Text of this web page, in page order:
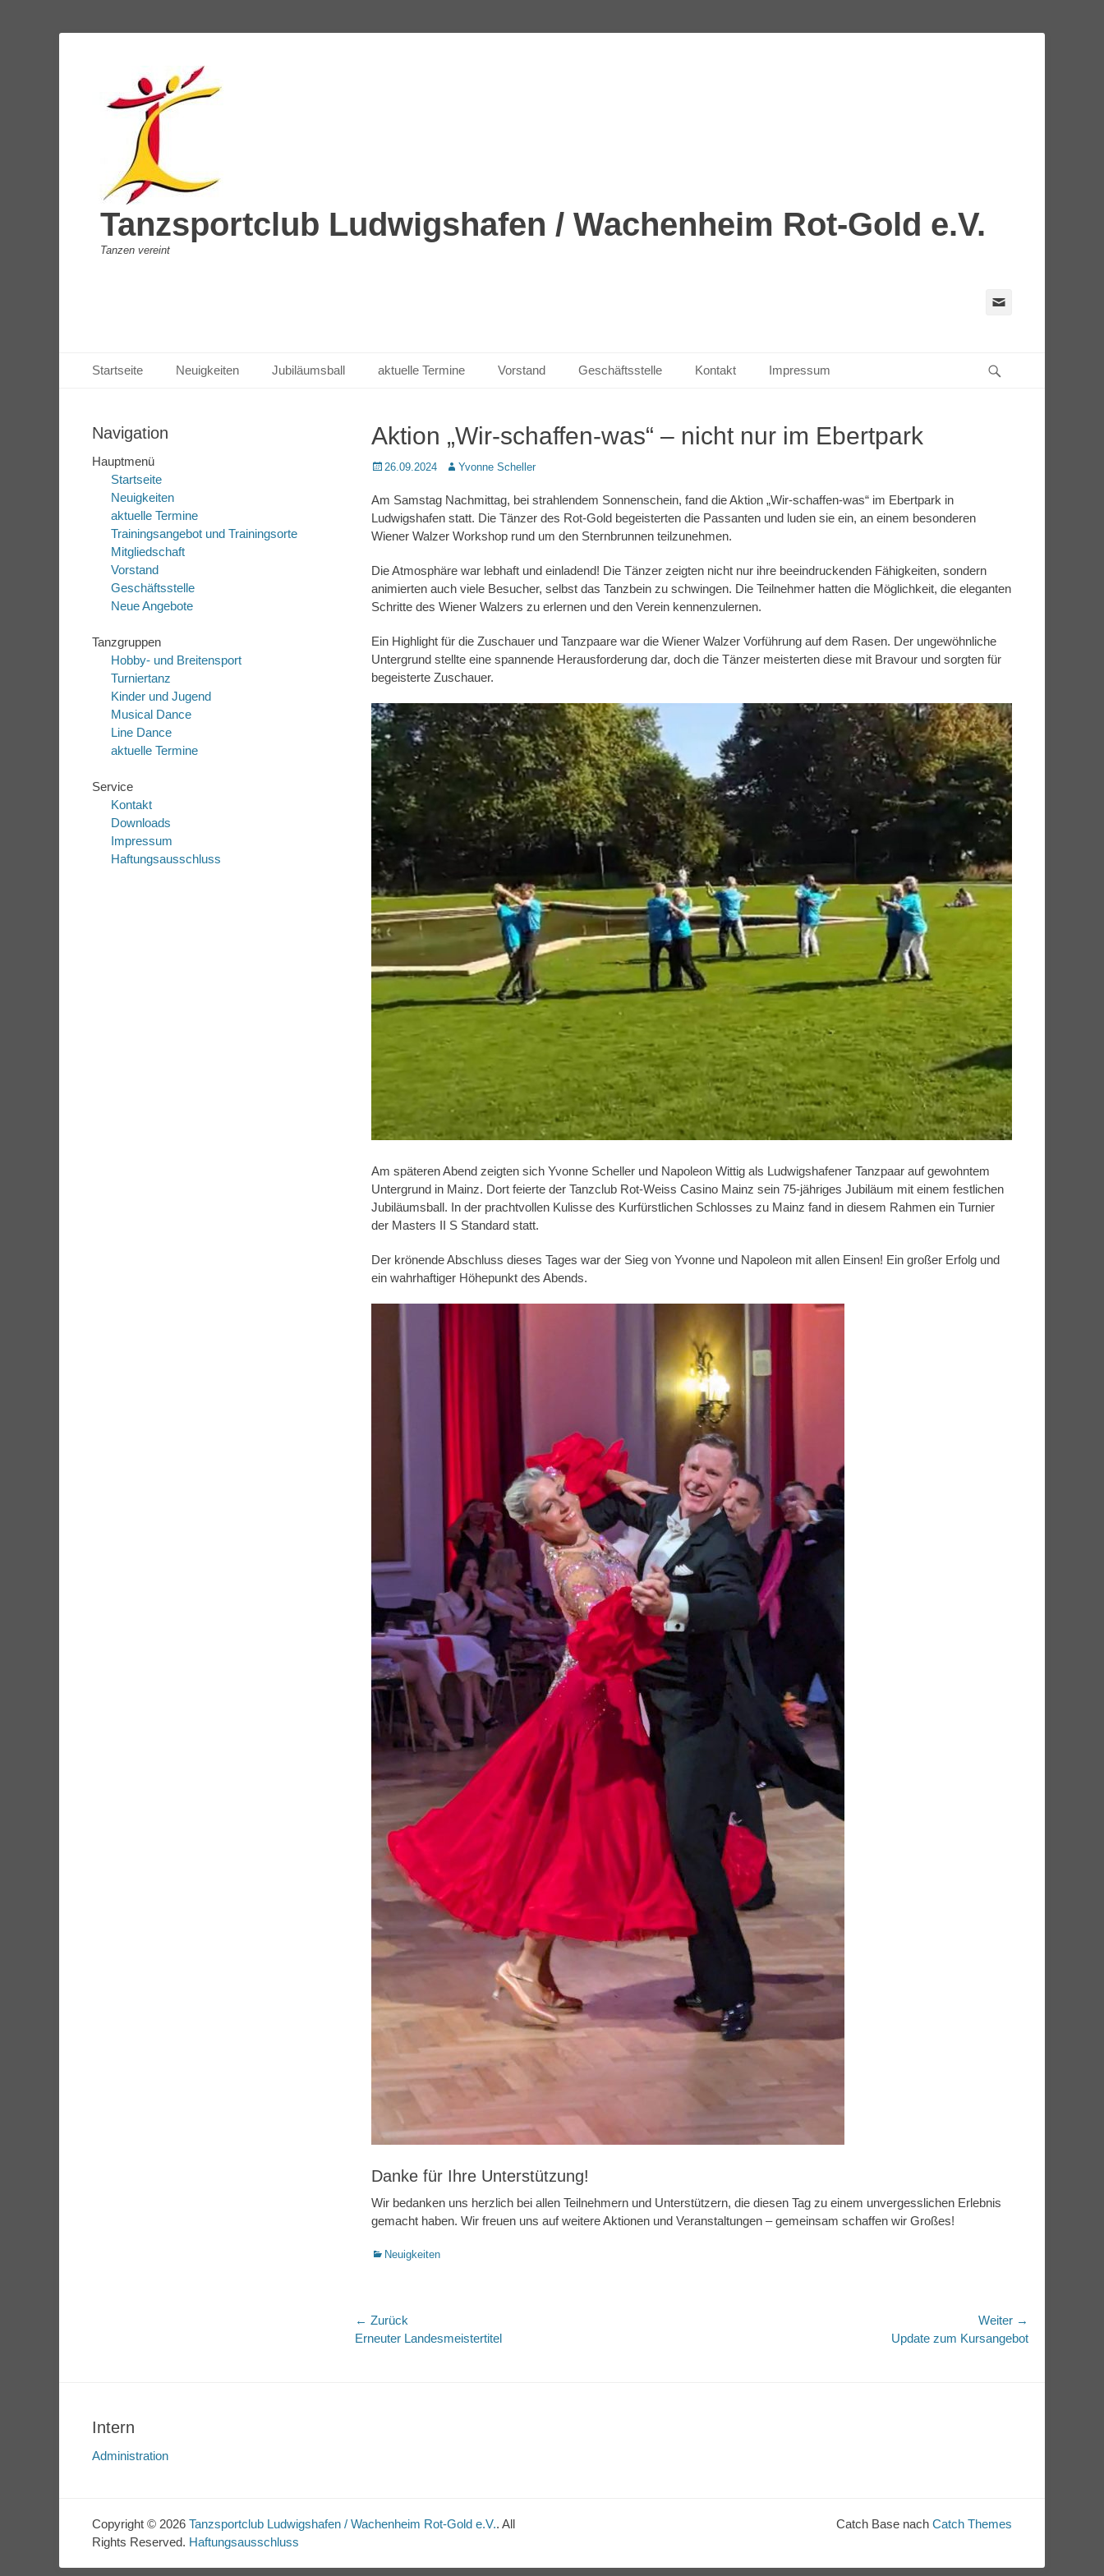
Tanzsportclub Ludwigshafen / Wachenheim Rot-Gold e.V.
Tanzen vereint
Primäres Menü
Inhalt
Startseite Neuigkeiten Jubiläumsball aktuelle Termine Vorstand Geschäftsstelle Kontakt Impressum
Aktion „Wir-schaffen-was“ – nicht nur im Ebertpark
Posted
26.09.2024 AutorYvonne Scheller
Am Samstag Nachmittag, bei strahlendem Sonnenschein, fand die Aktion „Wir-schaffen-was“ im Ebertpark in
Ludwigshafen statt. Die Tänzer des Rot-Gold begeisterten die Passanten und luden sie ein, an einem besonderen
Wiener Walzer Workshop rund um den Sternbrunnen teilzunehmen.
Die Atmosphäre war lebhaft und einladend! Die Tänzer zeigten nicht nur ihre beeindruckenden Fähigkeiten, sondern
animierten auch viele Besucher, selbst das Tanzbein zu schwingen. Die Teilnehmer hatten die Möglichkeit, die eleganten
Schritte des Wiener Walzers zu erlernen und den Verein kennenzulernen.
Ein Highlight für die Zuschauer und Tanzpaare war die Wiener Walzer Vorführung auf dem Rasen. Der ungewöhnliche
Untergrund stellte eine spannende Herausforderung dar, doch die Tänzer meisterten diese mit Bravour und sorgten für
begeisterte Zuschauer.
Am späteren Abend zeigten sich Yvonne Scheller und Napoleon Wittig als Ludwigshafener Tanzpaar auf gewohntem
Untergrund in Mainz. Dort feierte der Tanzclub Rot-Weiss Casino Mainz sein 75-jähriges Jubiläum mit einem festlichen
Jubiläumsball. In der prachtvollen Kulisse des Kurfürstlichen Schlosses zu Mainz fand in diesem Rahmen ein Turnier
der Masters II S Standard statt.
Der krönende Abschluss dieses Tages war der Sieg von Yvonne und Napoleon mit allen Einsen! Ein großer Erfolg und
ein wahrhaftiger Höhepunkt des Abends.
Danke für Ihre Unterstützung!
Wir bedanken uns herzlich bei allen Teilnehmern und Unterstützern, die diesen Tag zu einem unvergesslichen Erlebnis
gemacht haben. Wir freuen uns auf weitere Aktionen und Veranstaltungen – gemeinsam schaffen wir Großes!
Kategorien
Neuigkeiten
Beitrags-
Navigation
← Zurück
Vorheriger
Erneuter Landesmeistertitel
Weiter →
Update zum Kursangebot
Navigation
Hauptmenü
Startseite
Neuigkeiten
aktuelle Termine
Trainingsangebot und Trainingsorte
Mitgliedschaft
Vorstand
Geschäftsstelle
Neue Angebote
Tanzgruppen
Hobby- und Breitensport
Turniertanz
Kinder und Jugend
Musical Dance
Line Dance
aktuelle Termine
Service
Kontakt
Downloads
Impressum
Haftungsausschluss
Intern
Administration
Copyright © 2026 Tanzsportclub Ludwigshafen / Wachenheim Rot-Gold e.V.. All
Rights Reserved. Haftungsausschluss
Catch Base nach Catch Themes